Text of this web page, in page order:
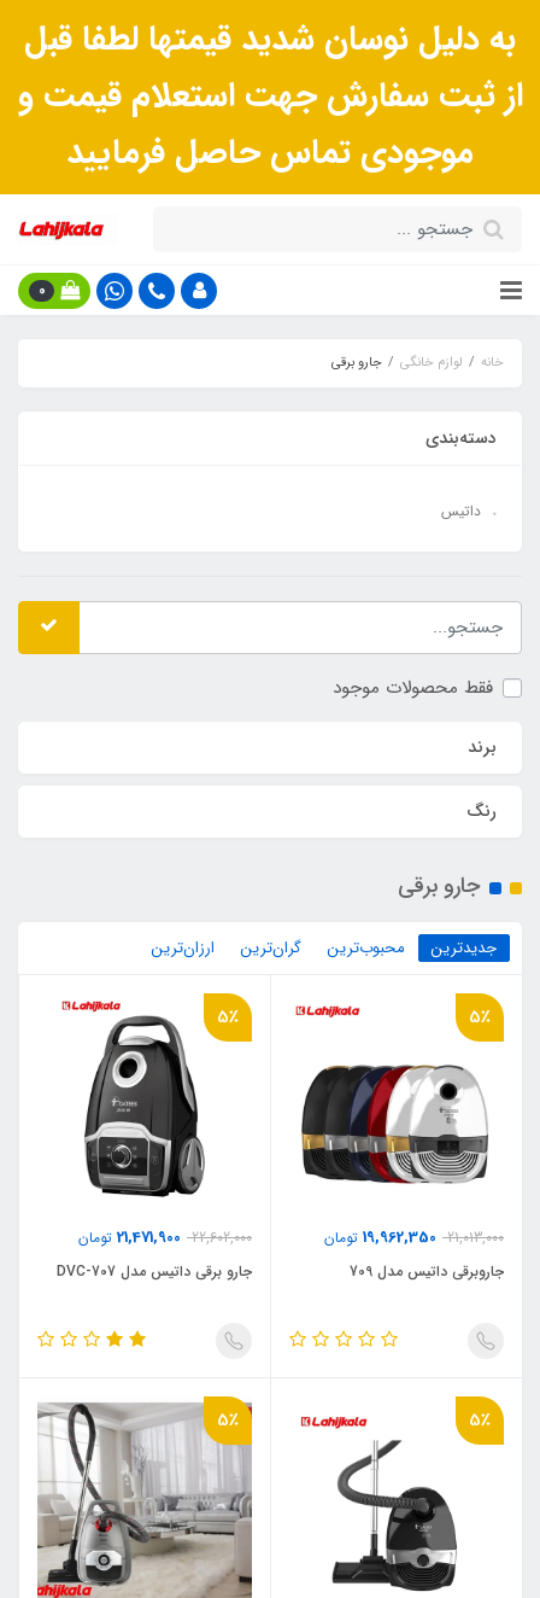
به دلیل نوسان شدید قیمتها لطفا قبل
از ثبت سفارش جهت استعلام قیمت و
موجودی تماس حاصل فرمایید
0
خانه لوازم خانگی جارو برقی
دسته‌بندی
داتیس
فقط محصولات موجود
برند
رنگ
جارو برقی
جدیدترین محبوب‌ترین گران‌ترین ارزان‌ترین
5٪
21,013,000
19,962,350 تومان
جاروبرقی داتیس مدل 709
5٪
22,602,000
21,471,900 تومان
جارو برقی داتیس مدل DVC-707
5٪ 5٪